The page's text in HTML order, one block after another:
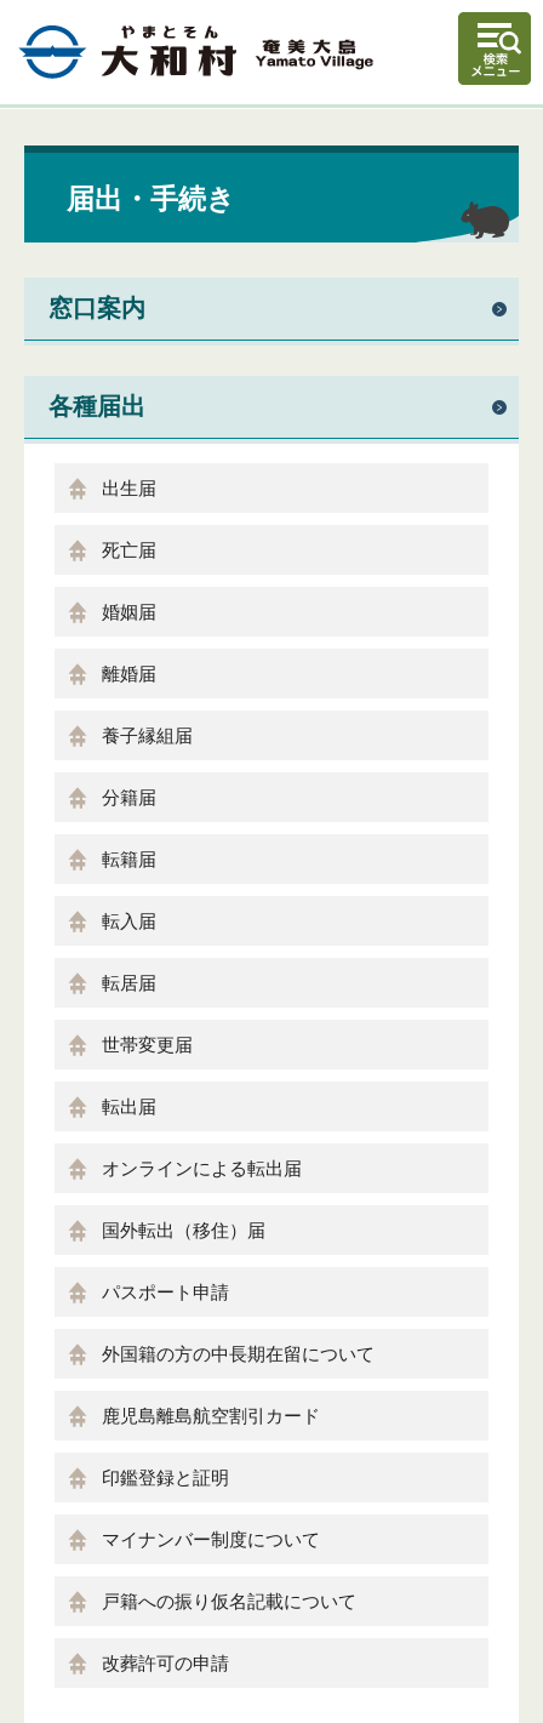
届出・手続き
窓口案内
各種届出
出生届
死亡届
婚姻届
離婚届
養子縁組届
分籍届
転籍届
転入届
転居届
世帯変更届
転出届
オンラインによる転出届
国外転出（移住）届
パスポート申請
外国籍の方の中長期在留について
鹿児島離島航空割引カード
印鑑登録と証明
マイナンバー制度について
戸籍への振り仮名記載について
改葬許可の申請